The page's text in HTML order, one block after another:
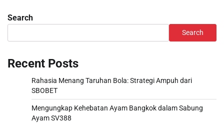
Search
Search
Recent Posts
Rahasia Menang Taruhan Bola: Strategi Ampuh dari
SBOBET
Mengungkap Kehebatan Ayam Bangkok dalam Sabung
Ayam SV388